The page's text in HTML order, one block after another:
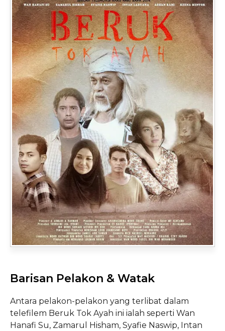
Barisan Pelakon & Watak
Antara pelakon-pelakon yang terlibat dalam
telefilem Beruk Tok Ayah ini ialah seperti Wan
Hanafi Su, Zamarul Hisham, Syafie Naswip, Intan